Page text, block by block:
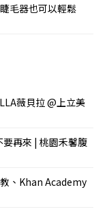
毛器也可以輕鬆
薇貝拉 @上立美
再來 | 桃園禾馨腹
、Khan Academy